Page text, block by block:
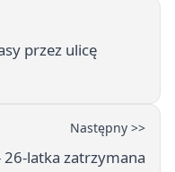
przez ulicę
Następny >>
26-latka zatrzymana